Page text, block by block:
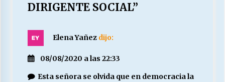
DIRIGENTE SOCIAL”
Elena Yañez dijo:
08/08/2020 a las 22:33
Esta señora se olvida que en democracia la